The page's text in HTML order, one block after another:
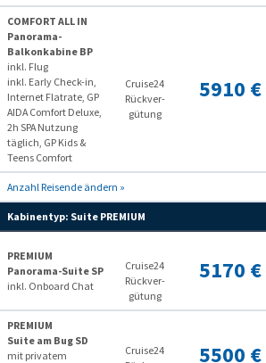
COMFORT ALL IN
Panorama-
Balkonkabine BP
inkl. Flug
inkl. Early Check-in,
Internet Flatrate, GP
AIDA Comfort Deluxe,
2h SPA Nutzung
täglich, GP Kids &
Teens Comfort
Cruise24
Rückver­
gütung
5910 €
Anzahl Reisende ändern »
Kabinentyp: Suite PREMIUM
PREMIUM
Panorama-Suite SP
inkl. Onboard Chat
Cruise24
Rückver­
gütung
5170 €
PREMIUM
Suite am Bug SD
mit privatem
Cruise24
5500 €